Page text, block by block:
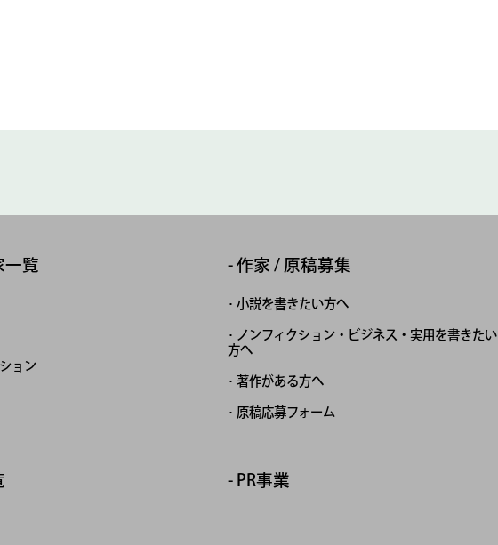
一覧
ョン
作家 / 原稿募集
小説を書きたい方へ
ノンフィクション・ビジネス・実用を書きたい
方へ
著作がある方へ
原稿応募フォーム
PR事業